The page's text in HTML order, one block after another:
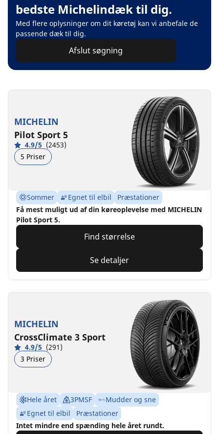
bedste Michelindæk til dig.
Med flere oplysninger om dit køretøj kan vi anbefale de
passende dæk til dig.
Afslut søgning
MICHELIN
Pilot Sport 5
4.9/5 (2453)
5 Priser
Sommer Egnet til elbil
Præstationer
Få mest muligt ud af din køreoplevelse med MICHELIN
Pilot Sport 5.
Find størrelse
Se detaljer
MICHELIN
CrossClimate 3 Sport
4.9/5 (291)
3 Priser
Hele året 3PMSF
Mudder og sne
Egnet til elbil
Præstationer
Intet mindre end spænding hele året rundt.